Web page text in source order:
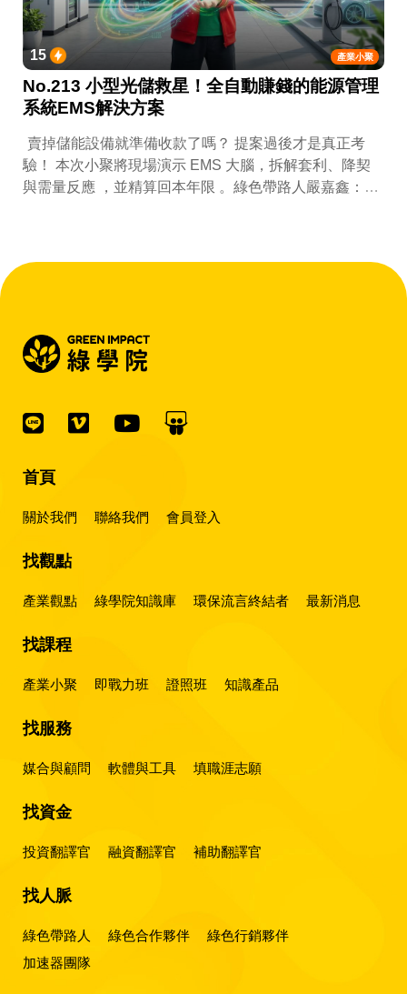
產業小聚
15
No.213 小型光儲救星！全自動賺錢的能源管理
系統EMS解決方案
賣掉儲能設備就準備收款了嗎？ 提案過後才是真正考
驗！ 本次小聚將現場演示 EMS 大腦，拆解套利、降契
與需量反應 ，並精算回本年限 。綠色帶路人嚴嘉鑫：
首頁
關於我們 聯絡我們 會員登入
找觀點
產業觀點 綠學院知識庫 環保流言終結者 最新消息
找課程
產業小聚 即戰力班 證照班 知識產品
找服務
媒合與顧問 軟體與工具 填職涯志願
找資金
投資翻譯官 融資翻譯官 補助翻譯官
找人脈
綠色帶路人 綠色合作夥伴
綠色行銷夥伴
加速器團隊